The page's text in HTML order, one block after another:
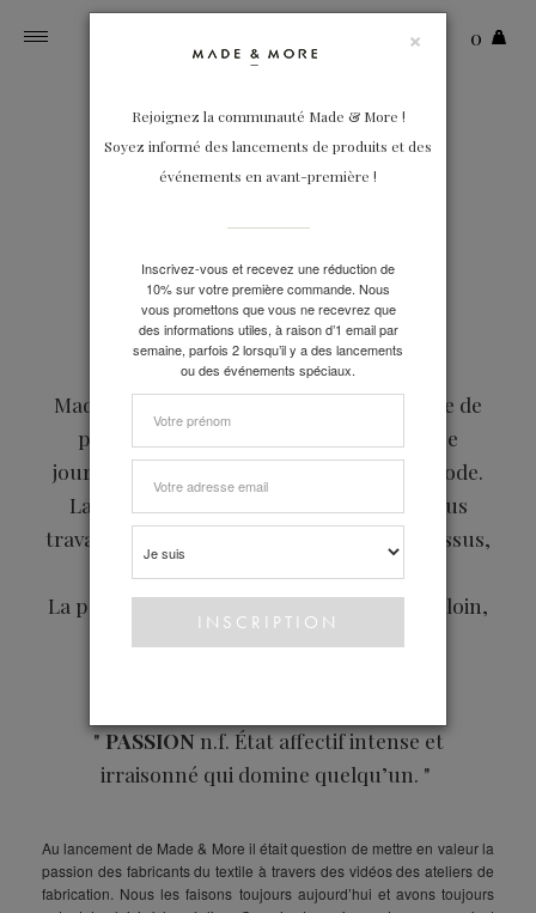
0
14-02-2017
Le mur des passions
Made & More c’est avant tout une histoire de
passion. On la retrouve partout, chaque
jour.
La passion d’un métier, celui de la mode.
La passion des artisans avec lesquels nous
travaillons.
La passion des matières, des tissus,
des belle coupes.
La passion, c’est ce qui vous fait aller plus loin,
"PASSIONn.f.État affectif intense et
irraisonné qui domine quelqu’un. "
Au lancement de Made & More il était question de mettre en valeur la
passion des fabricants du textile à travers des vidéos des ateliers de
fabrication. Nous les faisons toujours aujourd’hui et avons toujours
×
Rejoignez la communauté Made & More !
Soyez informé des lancements de produits et des
événements en avant-première !
Inscrivez-vous et recevez une réduction de
10% sur votre première commande. Nous
vous promettons que vous ne recevrez que
des informations utiles, à raison d’1 email par
semaine, parfois 2 lorsqu’il y a des lancements
ou des événements spéciaux.